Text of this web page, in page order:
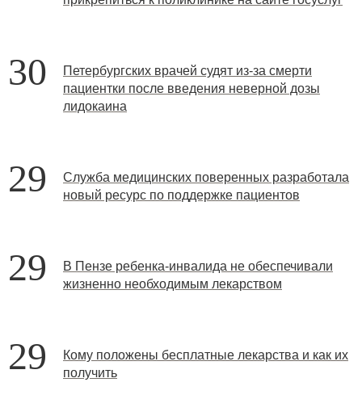
30
Петербургских врачей судят из-за смерти
пациентки после введения неверной дозы
лидокаина
29
Служба медицинских поверенных разработала
новый ресурс по поддержке пациентов
29
В Пензе ребенка-инвалида не обеспечивали
жизненно необходимым лекарством
29
Кому положены бесплатные лекарства и как их
получить